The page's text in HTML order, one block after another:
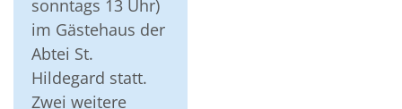
sonntags 13 Uhr)
im Gästehaus der
Abtei St.
Hildegard statt.
Zwei weitere